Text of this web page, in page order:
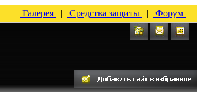
Галерея | Средства защиты | Форум